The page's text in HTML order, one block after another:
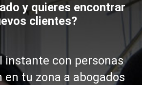
y quieres encontrar
clientes?
instante con personas
en tu zona a abogados